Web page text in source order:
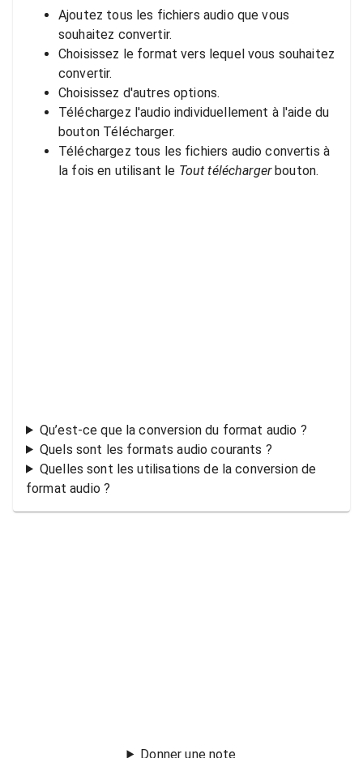
Ajoutez tous les fichiers audio que vous
souhaitez convertir.
Choisissez le format vers lequel vous souhaitez
convertir.
Choisissez d'autres options.
Téléchargez l'audio individuellement à l'aide du
bouton Télécharger.
Téléchargez tous les fichiers audio convertis à
la fois en utilisant le Tout téléchargerbouton.
Qu’est-ce que la conversion du format audio ?
Quels sont les formats audio courants ?
Quelles sont les utilisations de la conversion de
format audio ?
Donner une note